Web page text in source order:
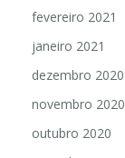
fevereiro 2021
janeiro 2021
dezembro 2020
novembro 2020
outubro 2020